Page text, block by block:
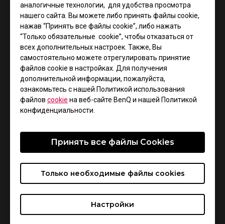
аналогичные технологии, для удобства просмотра
нашего сайта. Вы можете либо принять файлы cookie,
нажав “Принять все файлы cookie”, либо нажать
“Только обязательные cookie”, чтобы отказаться от
всех дополнительных настроек. Также, Вы
самостоятельно можете отрегулировать принятие
файлов cookie в настройках. Для получения
дополнительной информации, пожалуйста,
ознакомьтесь с нашей Политикой использования
файлов cookie на веб-сайте BenQ и нашей Политикой
конфиденциальности.
Настройки
Только необходимые файлы cookies
Принять все файлы Сookies
О команде Na’VI
Natus Vincere (с лат. - "рожденные побеждать") -
это киберспортивный клуб, входящий в рейтинг
лучших в мире геймерских организаций. За
первые пять лет своего существования команды
титулы в разных дисциплинах, а также
установили несколько мировых рекордов, не
побитых до сих пор. Организация была основана в
декабре 2009 года.
О компании ZOWIE